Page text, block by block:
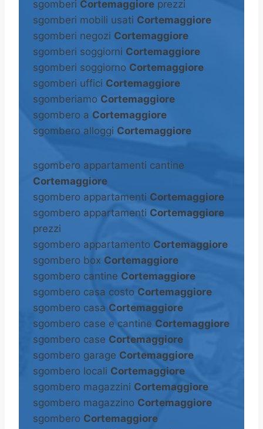
sgomberi Cortemaggiore prezzi
sgomberi mobili usati Cortemaggiore
sgomberi negozi Cortemaggiore
sgomberi soggiorni Cortemaggiore
sgomberi soggiorno Cortemaggiore
sgomberi uffici Cortemaggiore
sgomberiamo Cortemaggiore
sgombero a Cortemaggiore
sgombero alloggi Cortemaggiore
sgombero appartamenti cantine
Cortemaggiore
sgombero appartamenti Cortemaggiore
sgombero appartamenti Cortemaggiore
prezzi
sgombero appartamento Cortemaggiore
sgombero box Cortemaggiore
sgombero cantine Cortemaggiore
sgombero casa costo Cortemaggiore
sgombero casa Cortemaggiore
sgombero case e cantine Cortemaggiore
sgombero case Cortemaggiore
sgombero garage Cortemaggiore
sgombero locali Cortemaggiore
sgombero magazzini Cortemaggiore
sgombero magazzino Cortemaggiore
sgombero Cortemaggiore